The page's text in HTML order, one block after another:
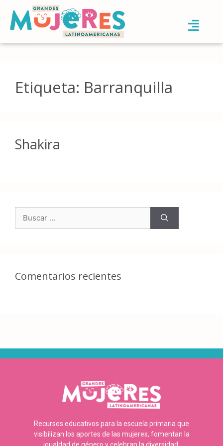
Etiqueta: Barranquilla
Shakira
Comentarios recientes
Recursos educativos para la escuela primaria que
visibilizan los aportes de las mujeres, fomentan la
igualdad de género y celebran la diversidad.